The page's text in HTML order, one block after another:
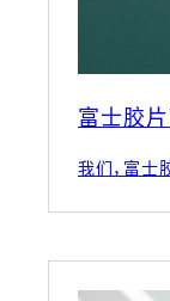
富士胶
我们，富士